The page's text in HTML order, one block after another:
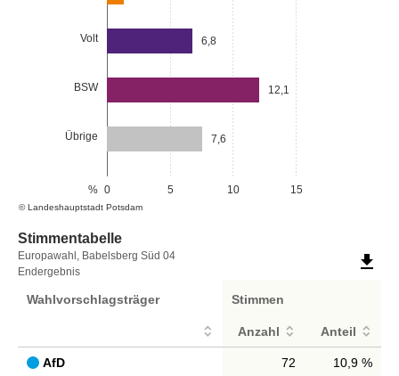
Volt
BSW
Übrige
0 5 10 15
%
6,8
12,1
7,6
© Landeshauptstadt Potsdam
Stimmentabelle
Stimmentabelle
Europawahl, Babelsberg Süd 04
Endergebnis
file_download
Wahlvorschlagsträger Stimmen
Anzahl Anteil
AfD 72 10,9 %